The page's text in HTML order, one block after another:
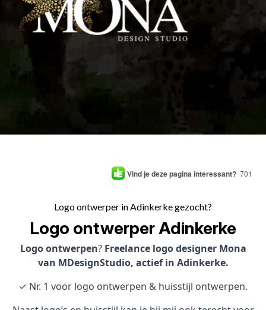
Vind je deze pagina interessant? 701
Logo ontwerper in Adinkerke gezocht?
Logo ontwerper Adinkerke
Logo ontwerpen? Freelance logo designer Mona
van MDesignStudio, actief in Adinkerke.
✓ Nr. 1 voor logo ontwerpen & huisstijl ontwerpen.